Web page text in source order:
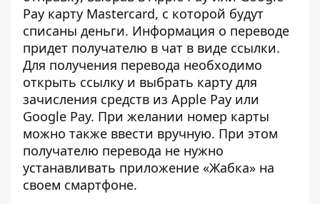
Pay карту Mastercard, с которой будут
списаны деньги. Информация о переводе
придет получателю в чат в виде ссылки.
Для получения перевода необходимо
открыть ссылку и выбрать карту для
зачисления средств из Apple Pay или
Google Pay. При желании номер карты
можно также ввести вручную. При этом
получателю перевода не нужно
устанавливать приложение «Жабка» на
своем смартфоне.